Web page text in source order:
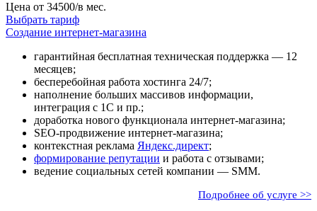
Цена от 34500/в мес.
Выбрать тариф
Создание интернет-магазина
гарантийная бесплатная техническая поддержка — 12
месяцев;
бесперебойная работа хостинга 24/7;
наполнение больших массивов информации,
интеграция с 1C и пр.;
доработка нового функционала интернет-магазина;
SEO-продвижение интернет-магазина;
контекстная реклама Яндекс.директ;
формирование репутации и работа с отзывами;
ведение социальных сетей компании — SMM.
Подробнее об услуге >>